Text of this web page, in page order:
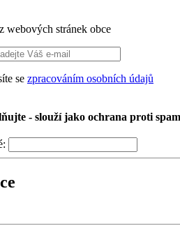
webových stránek obce
se zpracováním osobních údajů
- slouží jako ochrana proti